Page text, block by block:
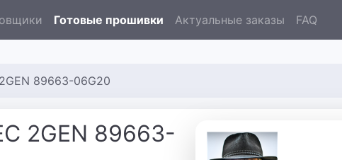
Готовые прошивки Актуальные заказы FAQ
89663-06G20
2GEN 89663-